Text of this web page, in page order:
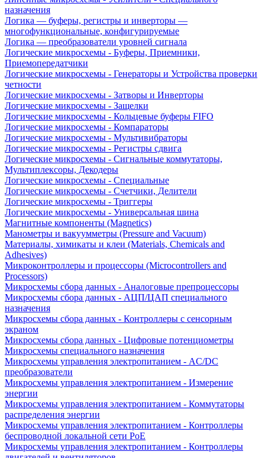
назначения
Логика — буферы, регистры и инверторы —
многофункциональные, конфигурируемые
Логика — преобразователи уровней сигнала
Логические микросхемы - Буферы, Приемники,
Приемопередатчики
Логические микросхемы - Генераторы и Устройства проверки
четности
Логические микросхемы - Затворы и Инверторы
Логические микросхемы - Защелки
Логические микросхемы - Кольцевые буферы FIFO
Логические микросхемы - Компараторы
Логические микросхемы - Мультивибраторы
Логические микросхемы - Регистры сдвига
Логические микросхемы - Сигнальные коммутаторы,
Мультиплексоры, Декодеры
Логические микросхемы - Специальные
Логические микросхемы - Счетчики, Делители
Логические микросхемы - Триггеры
Логические микросхемы - Универсальная шина
Магнитные компоненты (Magnetics)
Манометры и вакуумметры (Pressure and Vacuum)
Материалы, химикаты и клеи (Materials, Chemicals and
Adhesives)
Микроконтроллеры и процессоры (Microcontrollers and
Processors)
Микросхемы сбора данных - Аналоговые препроцессоры
Микросхемы сбора данных - АЦП/ЦАП специального
назначения
Микросхемы сбора данных - Контроллеры с сенсорным
экраном
Микросхемы сбора данных - Цифровые потенциометры
Микросхемы специального назначения
Микросхемы управления электропитанием - AC/DC
преобразователи
Микросхемы управления электропитанием - Измерение
энергии
Микросхемы управления электропитанием - Коммутаторы
распределения энергии
Микросхемы управления электропитанием - Контроллеры
беспроводной локальной сети PoE
Микросхемы управления электропитанием - Контроллеры